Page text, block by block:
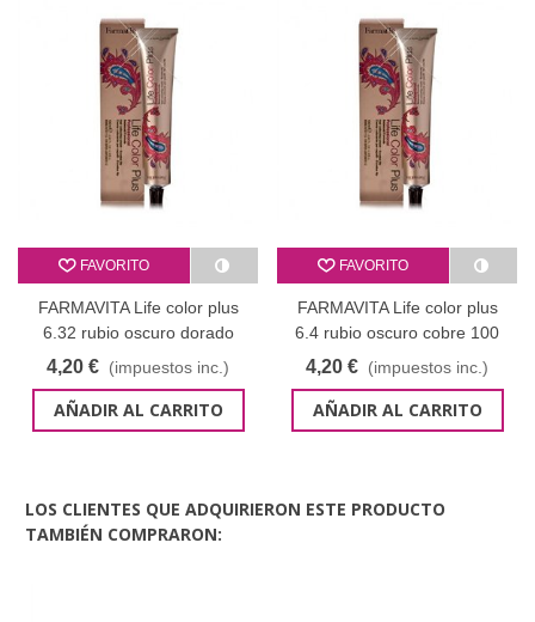
FAVORITO
FARMAVITA Life color plus
6.32 rubio oscuro dorado
irisado 100 ml
4,20 € (impuestos inc.)
AÑADIR AL CARRITO
FAVORITO
FARMAVITA Life color plus
6.4 rubio oscuro cobre 100
4,20 € (impuestos inc.)
AÑADIR AL CARRITO
LOS CLIENTES QUE ADQUIRIERON ESTE PRODUCTO
TAMBIÉN COMPRARON: